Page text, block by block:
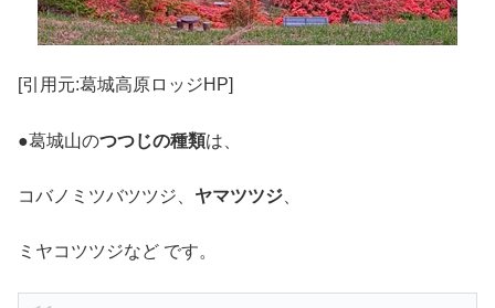
[引用元:葛城高原ロッジHP]
●葛城山のつつじの種類は、
コバノミツバツツジ、 ヤマツツジ
ミヤコツツジなど です。